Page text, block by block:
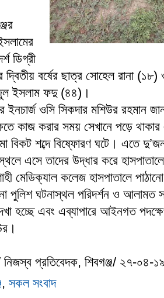
ডিগ্রী
বর্ষের ছাত্র সোহেল রানা
ইসলাম ফদু (৪৪)।
ইনচার্জ ওসি সিকদার মশিউর রহমান
কাজ করার সময় সেখানে পড়ে থাকার
বিকট শব্দে বিষ্ফোরণ ঘটে। এতে
এসে তাদের উদ্ধার করে
মেডিক্যাল কলেজ হাসপাতালে
পুলিশ ঘটনাস্থল পরিদর্শন ও আলামত
হচ্ছে এবং এব্যাপারে আইনগত
নিজস্ব প্রতিবেদক, শিবগঞ্জ/ ২৭-০৪-
, সকল সংবাদ